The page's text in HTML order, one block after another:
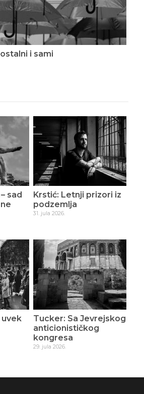
i sami
sad
Krstić: Letnji prizori iz
podzemlja
31. jula 2026.
Tucker: Sa Jevrejskog
anticionističkog
kongresa
29. jula 2026.